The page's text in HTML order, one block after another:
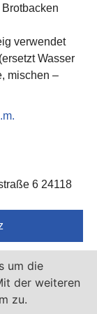
verwendet
Wasser
mischen –
6 24118
um die
der weiteren
zu.